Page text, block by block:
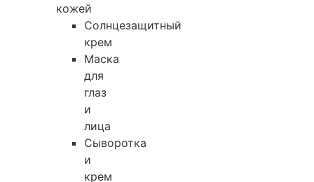
кожей
Солнцезащитный
крем
Маска
для
глаз
и
лица
Сыворотка
и
крем